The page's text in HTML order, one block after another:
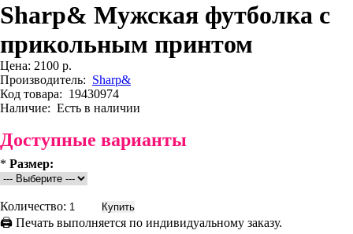
Sharp& Мужская футболка с
прикольным принтом
Цена: 2100 р.
Производитель: Sharp&
Код товара: 19430974
Наличие: Есть в наличии
Доступные варианты
* Размер:
Количество:
🖨 Печать выполняется по индивидуальному заказу.